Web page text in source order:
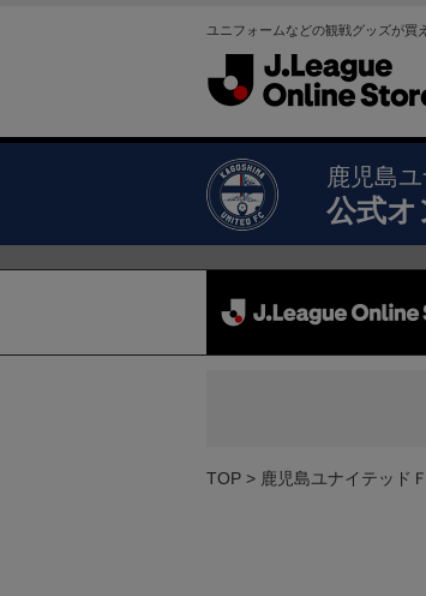
ユニフォームなどの観戦グッズが買
鹿児島
公式
TOP 鹿児島ユナイテッド